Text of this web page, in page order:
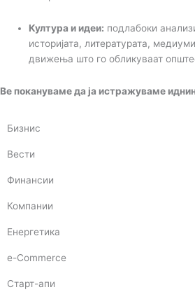
Култура и идеи: подлабоки
историјата, литературата,
движења што го обликуваат
Ве покануваме да ја истражуваме
Бизнис
Вести
Финансии
Компании
Енергетика
e-Commerce
Старт-апи